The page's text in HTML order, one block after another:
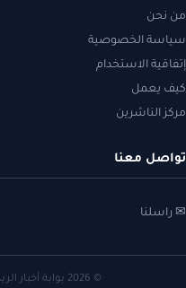
من نحن
سياسة الخصوصية
إتفاقية الاستخدام
كيف يعمل
مركز الناشرين
تواصل معنا
✉ راسلنا
© 2026 بوابة أخبار الرياض. جميع الحقوق محفوظة.